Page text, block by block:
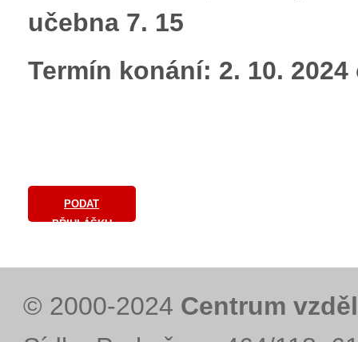
učebna 7. 15
Termín konání: 2. 10.
PODAT
PŘIHLÁŠKU
© 2000-2024 Centrum